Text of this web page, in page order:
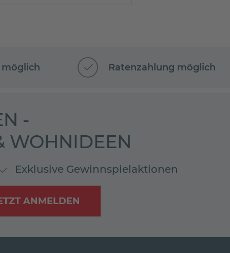
möglich Ratenzahlung möglich
-
WOHNIDEEN
Exklusive Gewinnspielaktionen
ANMELDEN